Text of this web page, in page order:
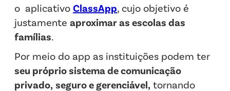
o aplicativo ClassApp, cujo objetivo é
justamente aproximar as escolas das
famílias.
Por meio do app as instituições podem ter
seu próprio sistema de comunicação
privado, seguro e gerenciável, tornando